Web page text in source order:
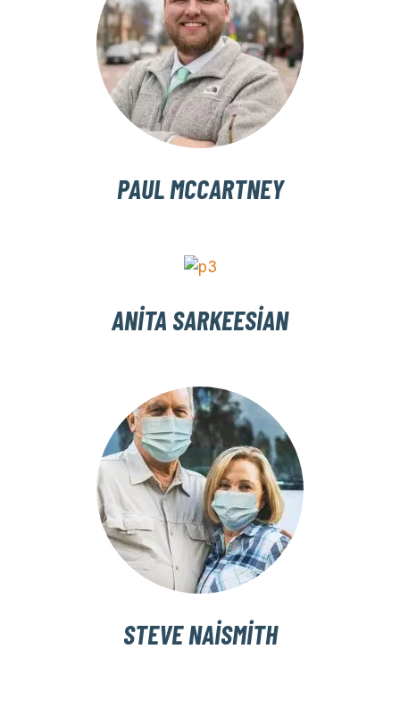
PAUL MCCARTNEY
ANITA SARKEESIAN
STEVE NAISMITH